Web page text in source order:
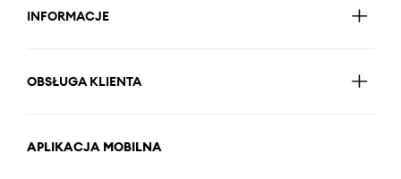
INFORMACJE
OBSŁUGA KLIENTA
APLIKACJA MOBILNA